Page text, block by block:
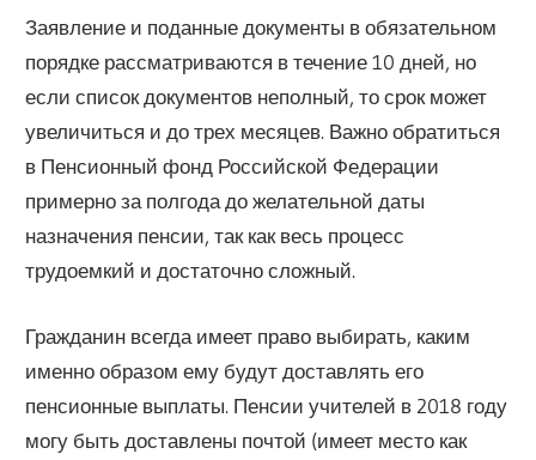
Заявление и поданные документы в обязательном
порядке рассматриваются в течение 10 дней, но
если список документов неполный, то срок может
увеличиться и до трех месяцев. Важно обратиться
в Пенсионный фонд Российской Федерации
примерно за полгода до желательной даты
назначения пенсии, так как весь процесс
трудоемкий и достаточно сложный.
Гражданин всегда имеет право выбирать, каким
именно образом ему будут доставлять его
пенсионные выплаты. Пенсии учителей в 2018 году
могу быть доставлены почтой (имеет место как